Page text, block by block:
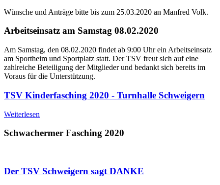
Wünsche und Anträge bitte bis zum 25.03.2020 an Manfred Volk.
Arbeitseinsatz am Samstag 08.02.2020
Am Samstag, den 08.02.2020 findet ab 9:00 Uhr ein Arbeitseinsatz
am Sportheim und Sportplatz statt. Der TSV freut sich auf eine
zahlreiche Beteiligung der Mitglieder und bedankt sich bereits im
Voraus für die Unterstützung.
TSV Kinderfasching 2020 - Turnhalle Schweigern
Weiterlesen
Schwachermer Fasching 2020
Der TSV Schweigern sagt DANKE